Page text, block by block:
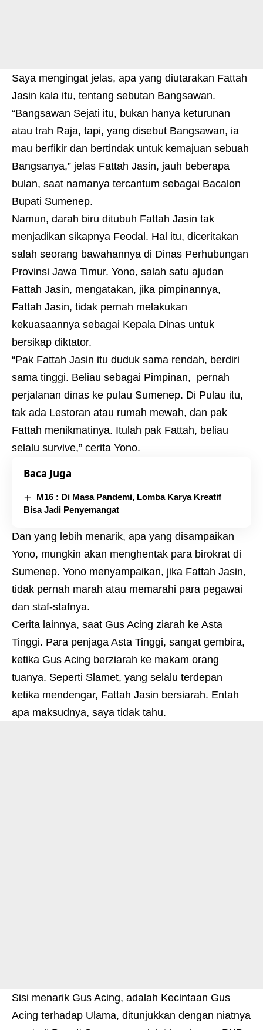
Saya mengingat jelas, apa yang diutarakan Fattah
Jasin kala itu, tentang sebutan Bangsawan.
“Bangsawan Sejati itu, bukan hanya keturunan
atau trah Raja, tapi, yang disebut Bangsawan, ia
mau berfikir dan bertindak untuk kemajuan sebuah
Bangsanya,” jelas Fattah Jasin, jauh beberapa
bulan, saat namanya tercantum sebagai Bacalon
Bupati Sumenep.
Namun, darah biru ditubuh Fattah Jasin tak
menjadikan sikapnya Feodal. Hal itu, diceritakan
salah seorang bawahannya di Dinas Perhubungan
Provinsi Jawa Timur. Yono, salah satu ajudan
Fattah Jasin, mengatakan, jika pimpinannya,
Fattah Jasin, tidak pernah melakukan
kekuasaannya sebagai Kepala Dinas untuk
bersikap diktator.
“Pak Fattah Jasin itu duduk sama rendah, berdiri
sama tinggi. Beliau sebagai Pimpinan, pernah
perjalanan dinas ke pulau Sumenep. Di Pulau itu,
tak ada Lestoran atau rumah mewah, dan pak
Fattah menikmatinya. Itulah pak Fattah, beliau
selalu survive,” cerita Yono.
Baca Juga
M16 : Di Masa Pandemi, Lomba Karya Kreatif
Bisa Jadi Penyemangat
Dan yang lebih menarik, apa yang disampaikan
Yono, mungkin akan menghentak para birokrat di
Sumenep. Yono menyampaikan, jika Fattah Jasin,
tidak pernah marah atau memarahi para pegawai
dan staf-stafnya.
Cerita lainnya, saat Gus Acing ziarah ke Asta
Tinggi. Para penjaga Asta Tinggi, sangat gembira,
ketika Gus Acing berziarah ke makam orang
tuanya. Seperti Slamet, yang selalu terdepan
ketika mendengar, Fattah Jasin bersiarah. Entah
apa maksudnya, saya tidak tahu.
Sisi menarik Gus Acing, adalah Kecintaan Gus
Acing terhadap Ulama, ditunjukkan dengan niatnya